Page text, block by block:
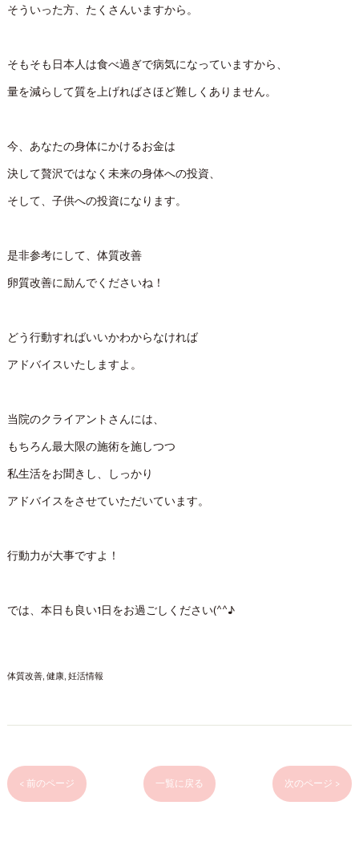
そういった方、たくさんいますから。
そもそも日本人は食べ過ぎで病気になっていますから、
量を減らして質を上げればさほど難しくありません。
今、あなたの身体にかけるお金は
決して贅沢ではなく未来の身体への投資、
そして、子供への投資になります。
是非参考にして、体質改善
卵質改善に励んでくださいね！
どう行動すればいいかわからなければ
アドバイスいたしますよ。
当院のクライアントさんには、
もちろん最大限の施術を施しつつ
私生活をお聞きし、しっかり
アドバイスをさせていただいています。
行動力が大事ですよ！
では、本日も良い1日をお過ごしください(^^♪
体質改善 健康 妊活情報
< 前のページ 一覧に戻る 次のページ >